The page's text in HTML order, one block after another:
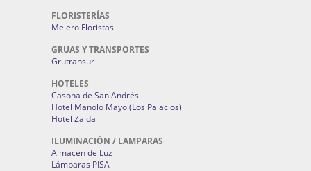
FLORISTERÍAS
Melero Floristas
GRUAS Y TRANSPORTES
Grutransur
HOTELES
Casona de San Andrés
Hotel Manolo Mayo (Los Palacios)
Hotel Zaida
ILUMINACIÓN / LAMPARAS
Almacén de Luz
Lámparas PISA